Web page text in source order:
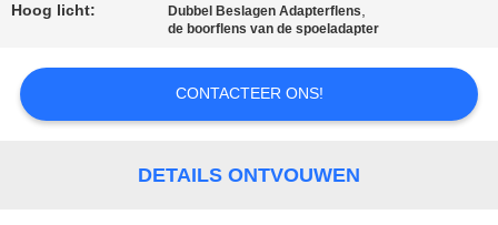
SITEMAP
PRIVACY
POLICY
Hoog licht: Dubbel Beslagen Adapterflens,
de boorflens van de spoeladapter
CONTACTEER ONS!
DETAILS ONTVOUWEN